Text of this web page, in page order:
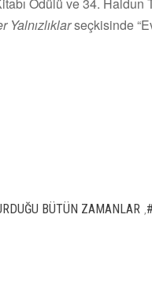
Yalnızlıklarseçkisinde
BÜTÜN ZAMANLAR